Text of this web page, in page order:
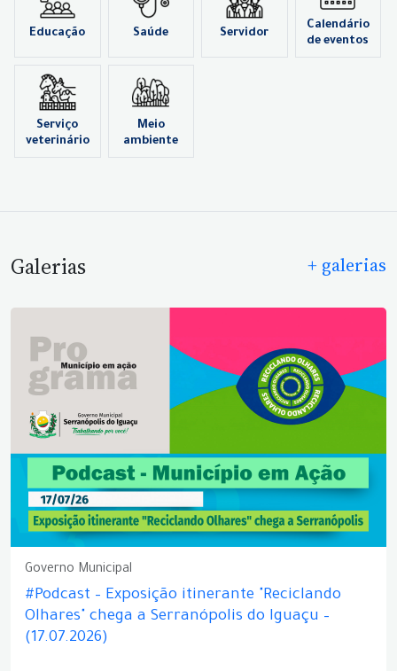
Educação Saúde Servidor
Calendário
de eventos
Serviço
veterinário
Meio
ambiente
Galerias + galerias
Governo Municipal
#Podcast – Exposição itinerante "Reciclando
Olhares" chega a Serranópolis do Iguaçu –
(17.07.2026)